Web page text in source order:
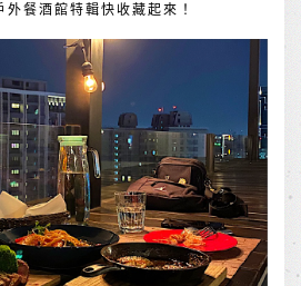
餐酒館特輯快收藏起來！